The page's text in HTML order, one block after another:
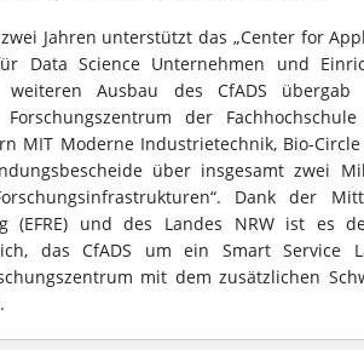
Jahren unterstützt das „Center for
Data Science Unternehmen und
weiteren Ausbau des CfADS übergab
Forschungszentrum der
MIT Moderne Industrietechnik, Bio-Circle
über insgesamt zwei
Dank der
(EFRE) und des Landes NRW ist es
das CfADS um ein Smart Service
mit dem zusätzlichen